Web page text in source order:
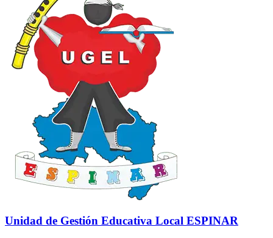
Unidad de Gestión Educativa Local ESPINAR